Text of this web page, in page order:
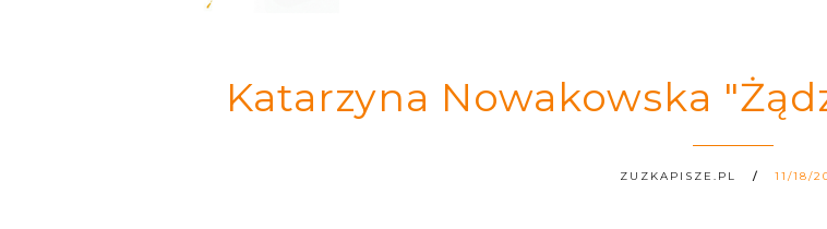
Katarzyna Nowakowska
ZUZKAPISZE.PL 11/18/